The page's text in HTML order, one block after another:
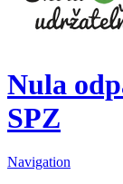
Nula
SPZ
Navigation